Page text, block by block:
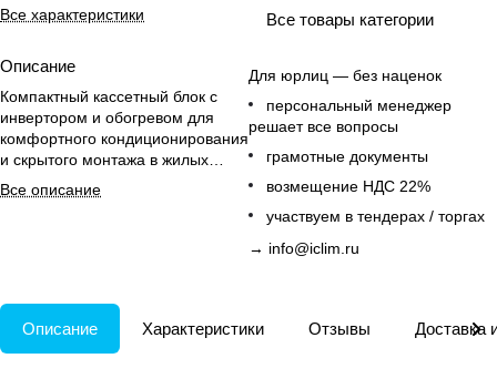
Все характеристики
Описание
Компактный кассетный блок с
инвертором и обогревом для
комфортного кондиционирования
и скрытого монтажа в жилых
помещениях.
Все описание
Все товары категории
Для юрлиц — без наценок
персональный менеджер
решает все вопросы
грамотные документы
возмещение НДС 22%
участвуем в тендерах / торгах
→ info@iclim.ru
Описание Характеристики Отзывы Доставка